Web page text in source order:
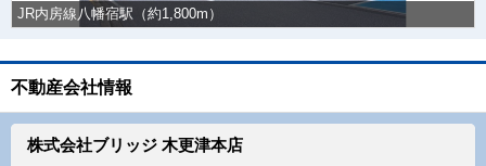
JR内房線八幡宿駅（約1,800m）
不動産会社情報
株式会社ブリッジ 木更津本店